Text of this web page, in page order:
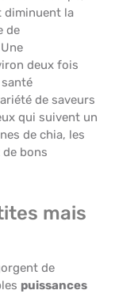
diminuent la
de
deux fois
de saveurs
qui suivent un
de chia, les
bons
mais
de
puissances